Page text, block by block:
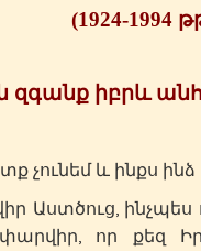
(1924-1994
զգանք իբրև
չունեմ և ինքս
Աստծուց,
որ քեզ